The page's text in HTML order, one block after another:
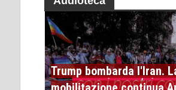
Trump bombarda l'Iran.